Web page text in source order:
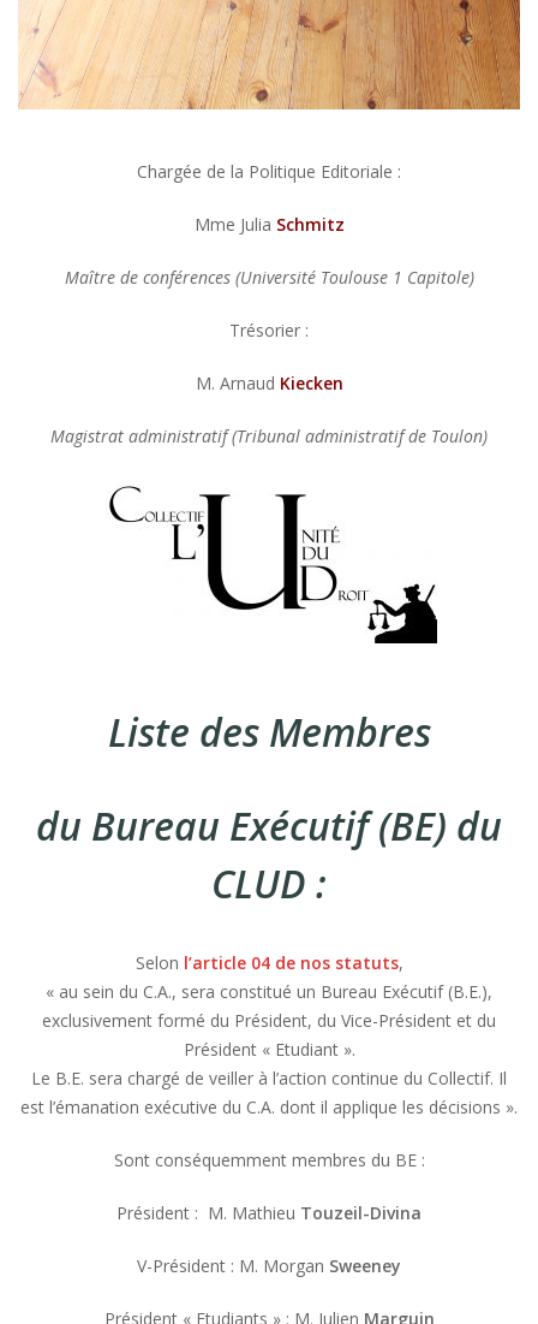
Chargée de la Politique Editoriale :
Mme Julia Schmitz
Maître de conférences (Université Toulouse 1 Capitole)
Trésorier :
M. Arnaud Kiecken
Magistrat administratif (Tribunal administratif de Toulon)
Liste des Membres
du Bureau Exécutif (BE) du
CLUD :
Selon l’article 04 de nos statuts,
« au sein du C.A., sera constitué un Bureau Exécutif (B.E.),
exclusivement formé du Président, du Vice-Président et du
Président « Etudiant ».
Le B.E. sera chargé de veiller à l’action continue du Collectif. Il
est l’émanation exécutive du C.A. dont il applique les décisions ».
Sont conséquemment membres du BE :
Président : M. Mathieu Touzeil-Divina
V-Président : M. Morgan Sweeney
Président « Etudiants » : M. Julien Marguin